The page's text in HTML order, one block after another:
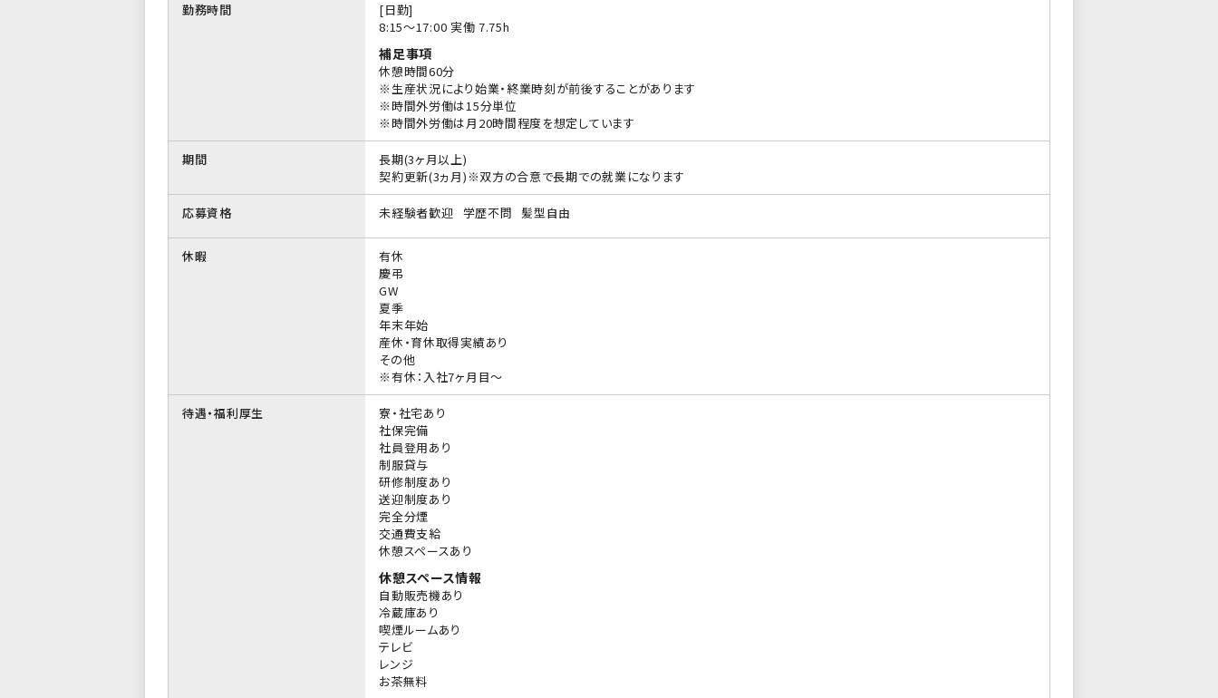
勤務時間
[日勤]
8:15〜17:00 実働 7.75h
補足事項
休憩時間60分
※生産状況により始業・終業時刻が前後することがあります
※時間外労働は15分単位
※時間外労働は月20時間程度を想定しています
期間
長期(3ヶ月以上)
契約更新(3ヵ月)※双方の合意で長期での就業になります
応募資格 未経験者歓迎 学歴不問 髪型自由
休暇
有休
慶弔
GW
夏季
年末年始
産休・育休取得実績あり
その他
※有休：入社7ヶ月目～
待遇・福利厚生
寮・社宅あり
社保完備
社員登用あり
制服貸与
研修制度あり
送迎制度あり
完全分煙
交通費支給
休憩スペースあり
休憩スペース情報
自動販売機あり
冷蔵庫あり
喫煙ルームあり
テレビ
レンジ
お茶無料